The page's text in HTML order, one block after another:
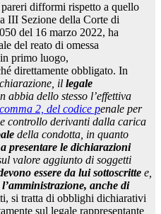
difformi rispetto a quello
III Sezione della Corte di
del 16 marzo 2022, ha
del reato di omessa
primo luogo,
direttamente obbligato. In
il legale
abbia dello stesso l’effettiva
2, del codice penale per
controllo derivanti dalla carica
della condotta, in quanto
presentare le dichiarazioni
valore aggiunto di soggetti
essere da lui sottoscritte e,
anche di
si tratta di obblighi dichiarativi
sul legale rappresentante